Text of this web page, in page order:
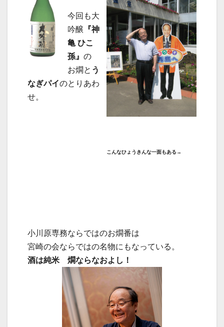
今回も大
吟醸 『神
亀 ひこ
孫』 の
お燗と う
なぎパイのとりあわ
せ。
こんなひょうきんな一面もある→
小川原専務ならではのお燗番は
宮崎の会ならではの名物にもなっている。
酒は純米 燗ならなおよし！